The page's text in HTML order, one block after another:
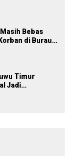
Bebas
di Burau
Timur
Jadi